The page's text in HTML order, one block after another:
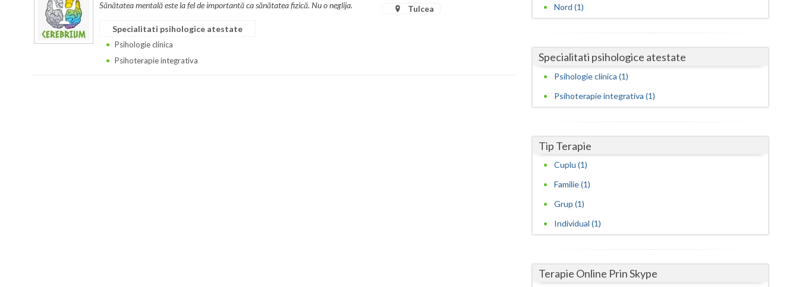
Dambovita
Dolj
Galati
Ilfov
Sănătatea mentală este la fel de importantă ca sănătatea fizică. Nu o neglija.
Tulcea
Specialitati psihologice atestate
Psihologie clinica
Psihoterapie integrativa
Nord (1)
Specialitati psihologice atestate
Psihologie clinica (1)
Psihoterapie integrativa (1)
Tip Terapie
Cuplu (1)
Familie (1)
Grup (1)
Individual (1)
Terapie Online Prin Skype